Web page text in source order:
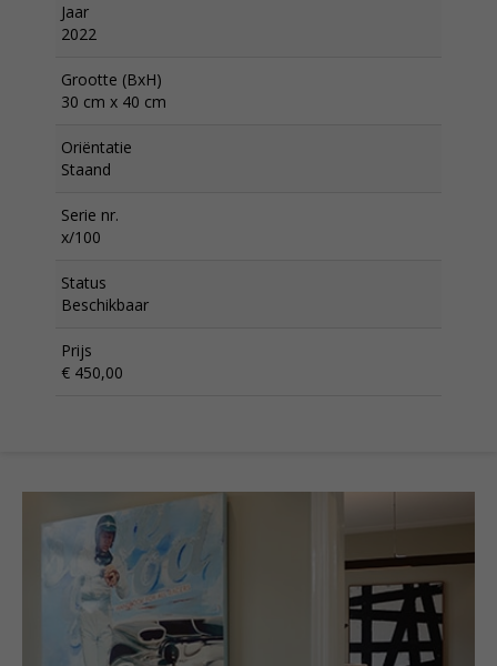
Jaar
2022
Grootte (BxH)
30 cm x 40 cm
Oriëntatie
Staand
Serie nr.
x/100
Status
Beschikbaar
Prijs
€ 450,00